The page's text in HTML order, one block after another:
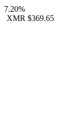
7.20%
XMR $369.65